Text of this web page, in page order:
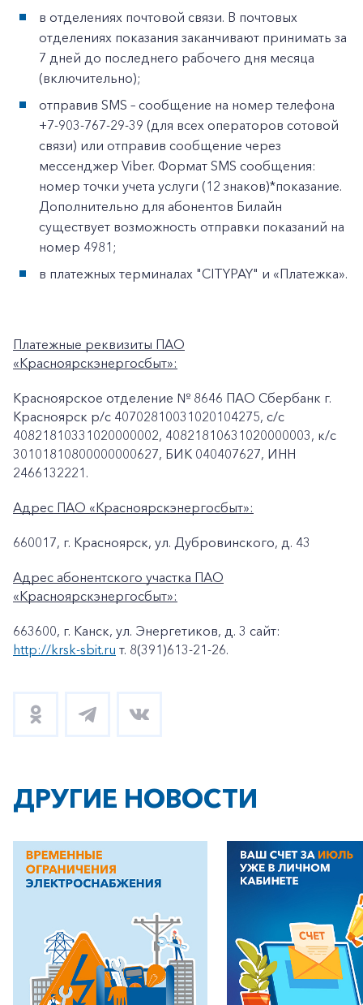
в отделениях почтовой связи. В почтовых
отделениях показания заканчивают принимать за
7 дней до последнего рабочего дня месяца
(включительно);
отправив SMS – сообщение на номер телефона
+7-903-767-29-39 (для всех операторов сотовой
связи) или отправив сообщение через
мессенджер Viber. Формат SMS сообщения:
номер точки учета услуги (12 знаков)*показание.
Дополнительно для абонентов Билайн
существует возможность отправки показаний на
номер 4981;
в платежных терминалах "CITYPAY" и «Платежка».
Платежные реквизиты ПАО
«Красноярскэнергосбыт»:
Красноярское отделение № 8646 ПАО Сбербанк г.
Красноярск p/c 40702810031020104275, с/с
40821810331020000002, 40821810631020000003, к/c
30101810800000000627, БИК 040407627, ИНН
2466132221.
Адрес ПАО «Красноярскэнергосбыт»:
660017, г. Красноярск, ул. Дубровинского, д. 43
Адрес абонентского участка ПАО
«Красноярскэнергосбыт»:
663600, г. Канск, ул. Энергетиков, д. 3 сайт:
http://krsk-sbit.ru т. 8(391)613-21-26.
ДРУГИЕ НОВОСТИ